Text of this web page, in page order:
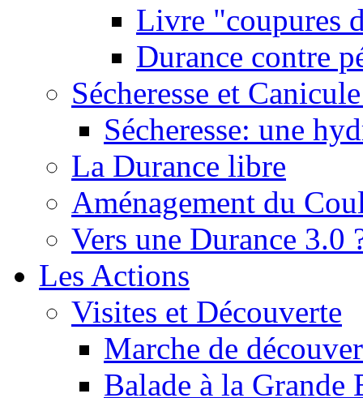
Livre "coupures
Durance contre
Sécheresse et
Sécheresse: une
La Durance libre
Aménagement du
Vers une Durance 3.0
Les Actions
Visites et Découverte
Marche de
Balade à la Grande